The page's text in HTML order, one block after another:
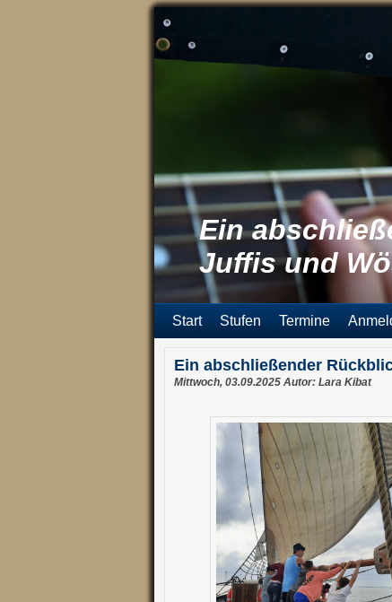
Ein
Juffis und
Start Stufen Termine
Ein abschließender
Mittwoch, 03.09.2025 Autor: Lara Kibat